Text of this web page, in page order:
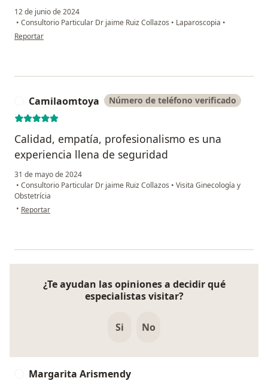
12 de junio de 2024
• Consultorio Particular Dr jaime Ruiz Collazos • Laparoscopia •
en opinión del usuario Catherine R.
Reportar
Camilaomtoya Número de teléfono verificado
Calidad, empatía, profesionalismo es una
experiencia llena de seguridad
31 de mayo de 2024
• Consultorio Particular Dr jaime Ruiz Collazos • Visita Ginecología y
Obstetrícia
• en opinión del usuario Camilaomtoya
Reportar
¿Te ayudan las opiniones a decidir qué
especialistas visitar?
Si No
Margarita Arismendy